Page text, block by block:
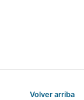
Volver arriba